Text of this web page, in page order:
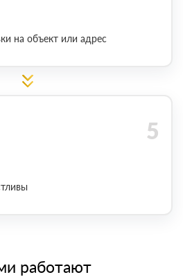
на объект или адрес
работают